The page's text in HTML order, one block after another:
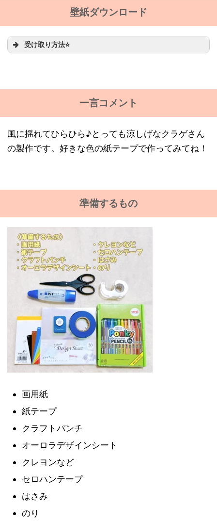
壁紙ダウンロード
受け取り方法⭐
一言コメント
風に揺れてひらひら♪とっても涼しげなクラゲさん
の製作です。好きな色の紙テープで作ってみてね！
準備するもの
画用紙
紙テープ
クラフトパンチ
オーロラデザインシート
クレヨンなど
セロハンテープ
はさみ
のり